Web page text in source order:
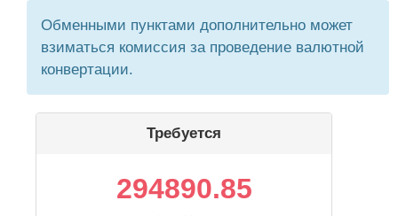
Обменными пунктами дополнительно может
взиматься комиссия за проведение валютной
конвертации.
Требуется
294890.85